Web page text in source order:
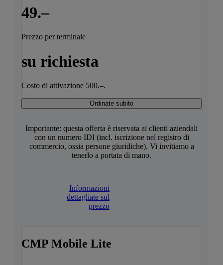
49.–
Prezzo per terminale
su richiesta
Costo di attivazione 500.–.
Ordinate subito
Importante: questa offerta è riservata ai clienti aziendali
con un numero IDI (incl. iscrizione nel registro di
commercio, ossia persone giuridiche). Vi invitiamo a
tenerlo a portata di mano.
Informazioni
dettagliate sul
prezzo
CMP Mobile Lite